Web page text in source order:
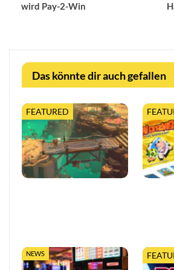
wird Pay-2-Win
Das könnte dir auch gefallen
FEATURED
NEWS